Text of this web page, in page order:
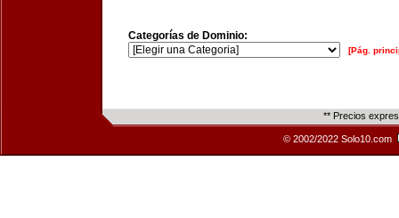
Categorías de Dominio:
[Pág.
** Precios
© 2002/2022 Solo10.com